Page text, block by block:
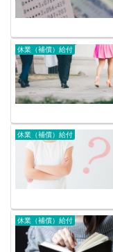
休業（補償）給付
休業（補償）給付
休業（補償）給付